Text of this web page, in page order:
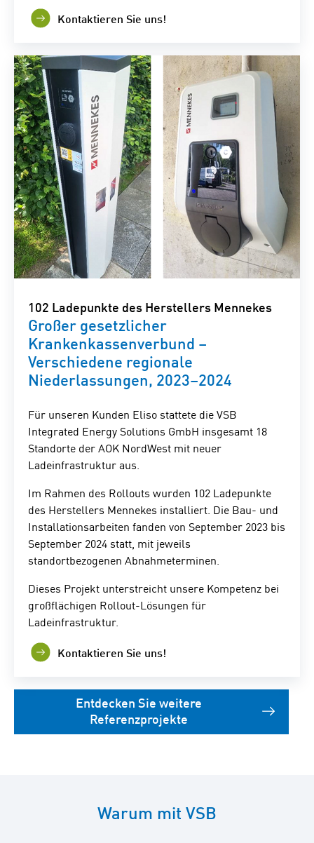
Kontaktieren Sie uns!
102 Ladepunkte des Herstellers Mennekes
Großer gesetzlicher
Krankenkassenverbund –
Verschiedene regionale
Niederlassungen, 2023–2024
Für unseren Kunden Eliso stattete die VSB
Integrated Energy Solutions GmbH insgesamt 18
Standorte der AOK NordWest mit neuer
Ladeinfrastruktur aus.
Im Rahmen des Rollouts wurden 102 Ladepunkte
des Herstellers Mennekes installiert. Die Bau- und
Installationsarbeiten fanden von September 2023 bis
September 2024 statt, mit jeweils
standortbezogenen Abnahmeterminen.
Dieses Projekt unterstreicht unsere Kompetenz bei
großflächigen Rollout-Lösungen für
Ladeinfrastruktur.
Kontaktieren Sie uns!
Entdecken Sie weitere
Referenzprojekte
Warum mit VSB